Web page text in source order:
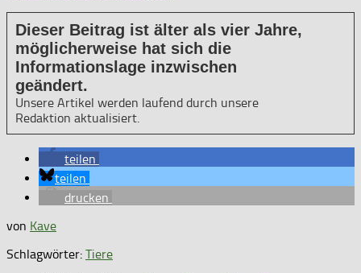
Dieser Beitrag ist älter als vier Jahre,
möglicherweise hat sich die
Informationslage inzwischen
geändert.
Unsere Artikel werden laufend durch unsere
Redaktion aktualisiert.
teilen
teilen
drucken
von Kave
Schlagwörter: Tiere